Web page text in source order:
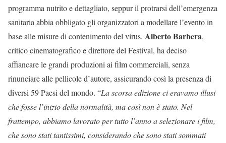
programma nutrito e dettagliato, seppur il protrarsi dell’emergenza
sanitaria abbia obbligato gli organizzatori a modellare l’evento in
base alle misure di contenimento del virus. Alberto Barbera,
critico cinematografico e direttore del Festival, ha deciso
affiancare le grandi produzioni ai film commerciali, senza
rinunciare alle pellicole d’autore, assicurando così la presenza di
diversi 59 Paesi del mondo. “La scorsa edizione ci eravamo illusi
che fosse l’inizio della normalità, ma così non è stato. Nel
frattempo, abbiamo lavorato per tutto l’anno a selezionare i film,
che sono stati tantissimi, considerando che sono stati sommati